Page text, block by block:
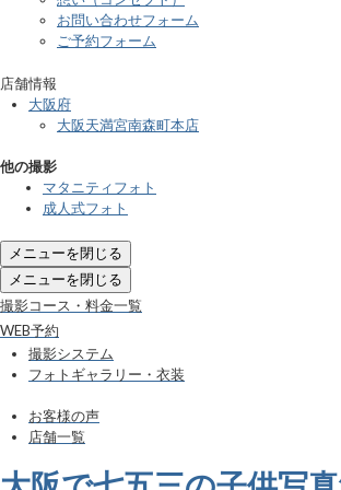
お問い合わせフォーム
ご予約フォーム
店舗情報
大阪府
大阪天満宮南森町本店
他の撮影
マタニティフォト
成人式フォト
メニューを閉じる
メニューを閉じる
撮影コース・料金一覧
WEB予約
撮影システム
フォトギャラリー・衣装
お客様の声
店舗一覧